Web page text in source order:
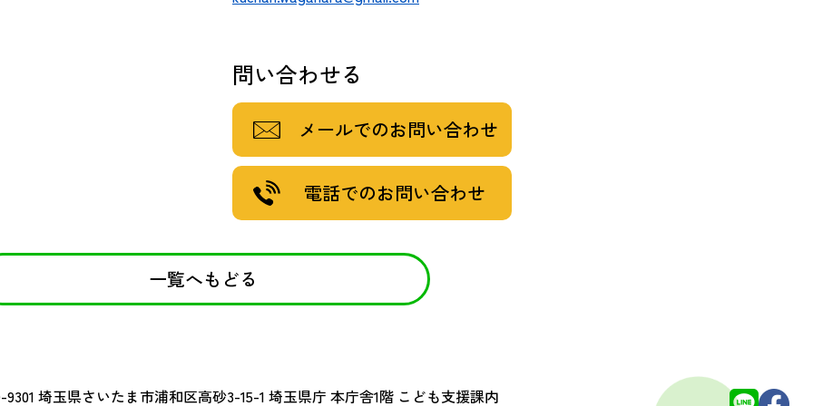
問い合わせる
メールでのお問い合わせ
電話でのお問い合わせ
一覧へもどる
埼玉県さいたま市浦和区高砂3-15-1 埼玉県庁 本庁舎1階 こども支援課内